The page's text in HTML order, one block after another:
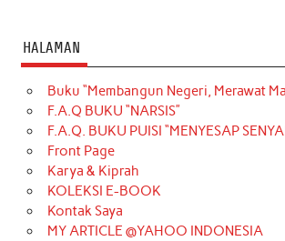
HALAMAN
Buku “Membangun Negeri, Merawat
F.A.Q BUKU “NARSIS”
F.A.Q. BUKU PUISI “MENYESAP
Front Page
Karya & Kiprah
KOLEKSI E-BOOK
Kontak Saya
MY ARTICLE @YAHOO INDONESIA